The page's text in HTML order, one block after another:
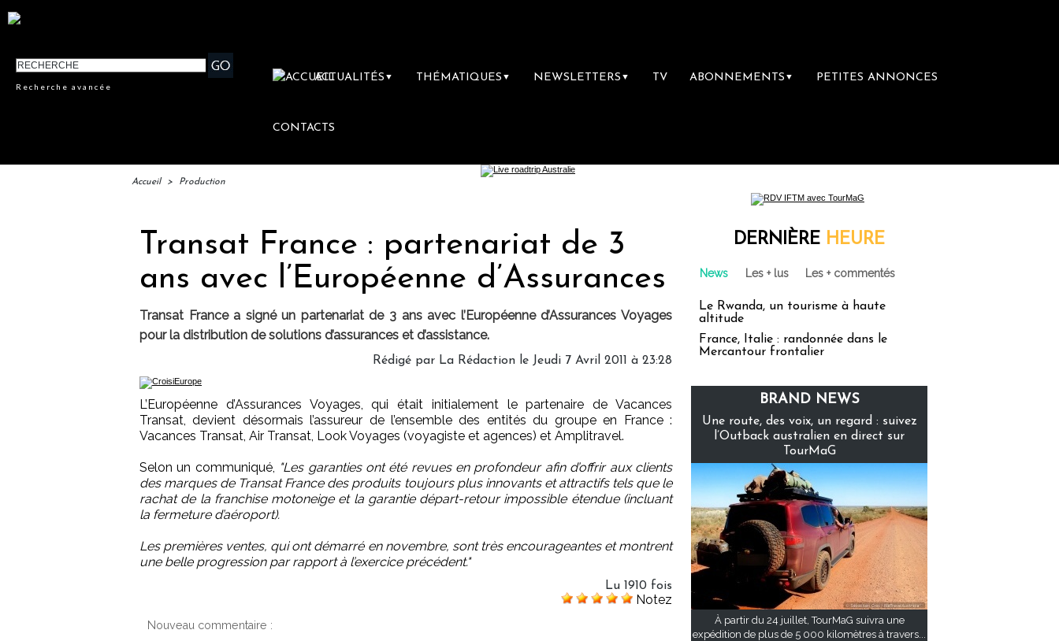
Recherche avancée
ACTUALITÉS ▼ THÉMATIQUES ▼ NEWSLETTERS ▼ TV ABONNEMENTS ▼ PETITES ANNONCES
CONTACTS
Accueil > Production
Transat France : partenariat de 3
ans avec l’Européenne d’Assurances
Transat France a signé un partenariat de 3 ans avec l’Européenne d’Assurances Voyages
pour la distribution de solutions d’assurances et d’assistance.
Rédigé par La Rédaction le Jeudi 7 Avril 2011 à 23:28
L’Européenne d’Assurances Voyages, qui était initialement le partenaire de Vacances
Transat, devient désormais l’assureur de l’ensemble des entités du groupe en France :
Vacances Transat, Air Transat, Look Voyages (voyagiste et agences) et Amplitravel.
Selon un communiqué, "Les garanties ont été revues en profondeur afin d’offrir aux clients
des marques de Transat France des produits toujours plus innovants et attractifs tels que le
rachat de la franchise motoneige et la garantie départ-retour impossible étendue (incluant
la fermeture d’aéroport).
Les premières ventes, qui ont démarré en novembre, sont très encourageantes et montrent
une belle progression par rapport à l’exercice précédent."
Lu 1910 fois
Notez
Nouveau commentaire :
DERNIÈRE HEURE
News Les + lus Les + commentés
Le Rwanda, un tourisme à haute
altitude
France, Italie : randonnée dans le
Mercantour frontalier
BRAND NEWS
Une route, des voix, un regard : suivez
l’Outback australien en direct sur
TourMaG
À partir du 24 juillet, TourMaG suivra une
expédition de plus de 5 000 kilomètres à travers...